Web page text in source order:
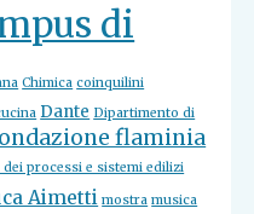
di
Chimica coinquilini
Dante Dipartimento di
flaminia
processi e sistemi edilizi
Aimetti mostra musica